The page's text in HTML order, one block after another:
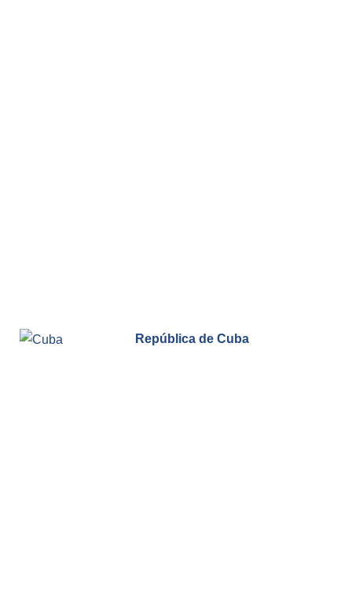
República de Cuba